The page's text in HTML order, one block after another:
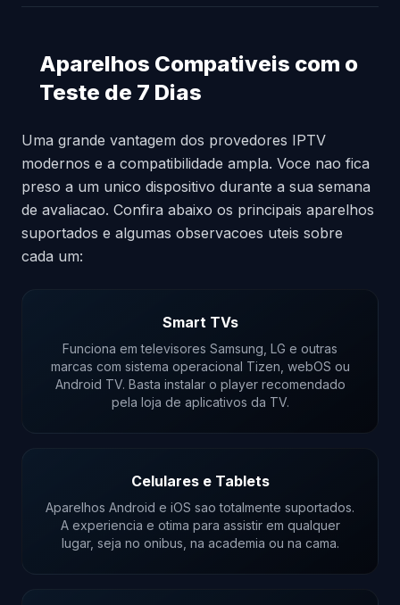
Aparelhos Compativeis com o
Teste de 7 Dias
Uma grande vantagem dos provedores IPTV
modernos e a compatibilidade ampla. Voce nao fica
preso a um unico dispositivo durante a sua semana
de avaliacao. Confira abaixo os principais aparelhos
suportados e algumas observacoes uteis sobre
cada um:
Smart TVs
Funciona em televisores Samsung, LG e outras
marcas com sistema operacional Tizen, webOS ou
Android TV. Basta instalar o player recomendado
pela loja de aplicativos da TV.
Celulares e Tablets
Aparelhos Android e iOS sao totalmente suportados.
A experiencia e otima para assistir em qualquer
lugar, seja no onibus, na academia ou na cama.